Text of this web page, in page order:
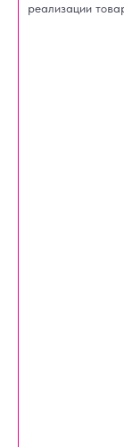
реализации